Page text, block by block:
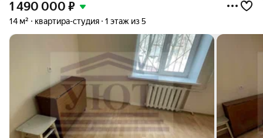
1 490 000 ₽
14 м² квартира-студия 1 этаж из 5